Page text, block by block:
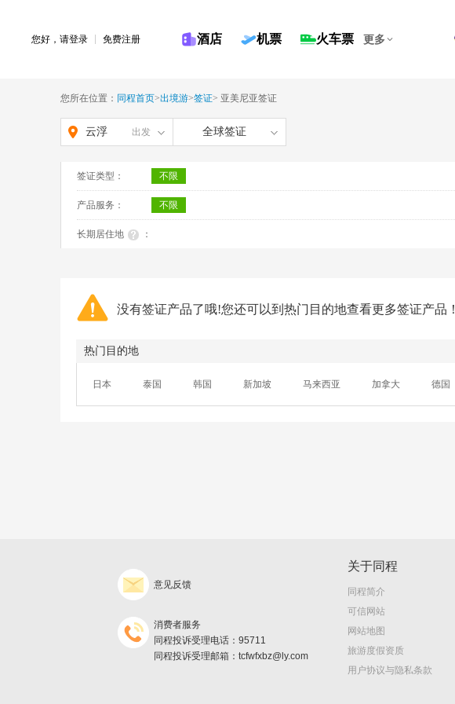
您好，请登录 免费注册 酒店 机票 火车票 更多
您所在位置： 同程首页>出境游>签证> 亚美尼亚签证
云浮 出发 全球签证
签证类型： 不限
产品服务： 不限
长期居住地 ：
没有签证产品了哦!您还可以到热门目的地查看更多签证产品！
热门目的地
日本 泰国 韩国 新加坡 马来西亚 加拿大 德国
意见反馈
消费者服务
同程投诉受理电话：95711
同程投诉受理邮箱：tcfwfxbz@ly.com
关于同程
同程简介
可信网站
网站地图
旅游度假资质
用户协议与隐私条款